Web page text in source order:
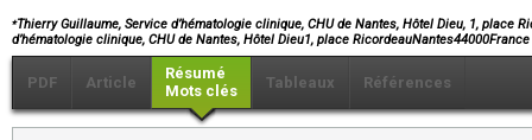
⁎Thierry Guillaume, Service d’hématologie clinique, CHU de Nantes, Hôtel Dieu, 1, place
d’hématologie clinique, CHU de Nantes, Hôtel Dieu1, place RicordeauNantes44000France
PDF Article
Résumé
Mots clés
Tableaux Références